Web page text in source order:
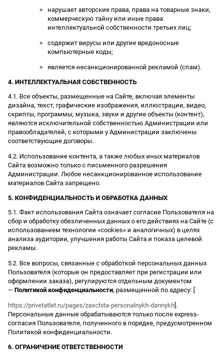
нарушает авторские права, права на товарные знаки,
коммерческую тайну или иные права
интеллектуальной собственности третьих лиц;
содержит вирусы или другие вредоносные
компьютерные коды;
является несанкционированной рекламой (спам).
4. ИНТЕЛЛЕКТУАЛЬНАЯ СОБСТВЕННОСТЬ
4.1. Все объекты, размещенные на Сайте, включая элементы
дизайна, текст, графические изображения, иллюстрации, видео,
скрипты, программы, музыка, звуки и другие объекты (контент),
являются исключительной собственностью Администрации или
правообладателей, с которыми у Администрации заключены
соответствующие договоры.
4.2. Использование контента, а также любых иных материалов
Сайта возможно только с письменного разрешения
Администрации. Любое несанкционированное использование
материалов Сайта запрещено.
5. КОНФИДЕНЦИАЛЬНОСТЬ И ОБРАБОТКА ДАННЫХ
5.1. Факт использования Сайта означает согласие Пользователя на
сбор и обработку обезличенных данных о его действиях на Сайте (с
использованием технологии «cookies» и аналогичных) в целях
анализа аудитории, улучшения работы Сайта и показа целевой
рекламы.
5.2. Все вопросы, связанные с обработкой персональных данных
Пользователя (которые он предоставляет при регистрации или
оформлении заказа), регулируются отдельным документом
— Политикой конфиденциальности, размещенной по адресу: [
https://privetatlet.ru/pages/zaschita-personalnykh-dannykh ].
Персональные данные обрабатываются только после express-
согласия Пользователя, полученного в порядке, предусмотренном
Политикой конфиденциальности.
6. ОГРАНИЧЕНИЕ ОТВЕТСТВЕННОСТИ